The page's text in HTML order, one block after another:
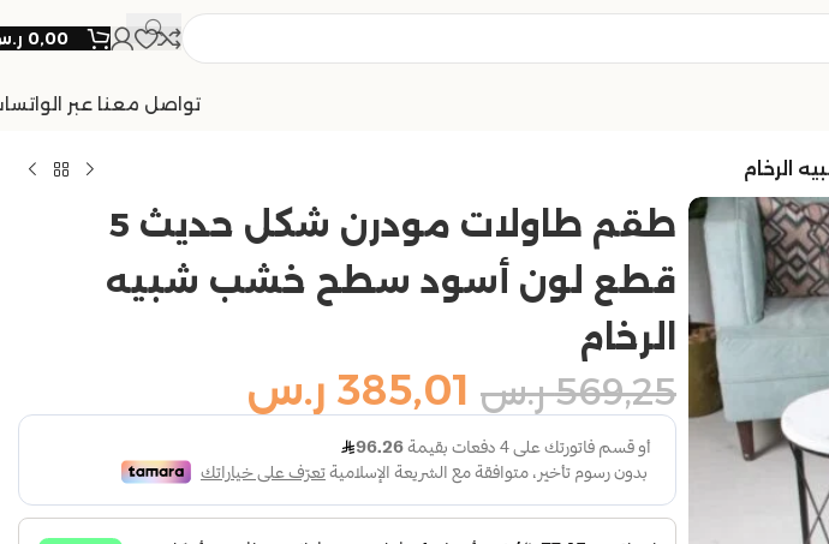
0,00
تواصل معنا عبر
طقم طاولات مودرن شكل حديث 5
قطع لون أسود سطح خشب شبيه
الرخام
569,25 ر.س 385,01 ر.س